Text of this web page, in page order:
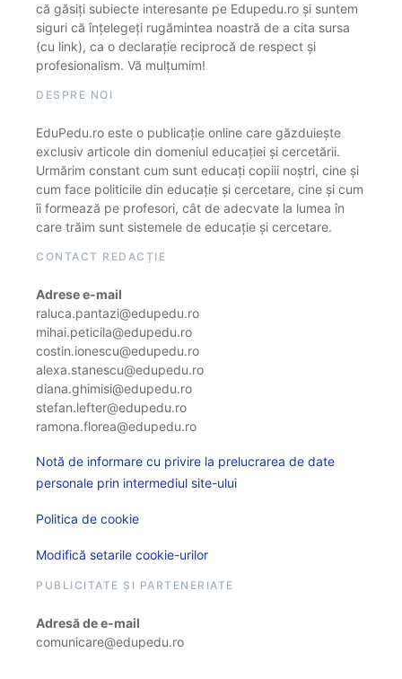
că găsiți subiecte interesante pe Edupedu.ro și suntem
siguri că înțelegeți rugămintea noastră de a cita sursa
(cu link), ca o declarație reciprocă de respect și
profesionalism. Vă mulțumim!
DESPRE NOI
EduPedu.ro este o publicație online care găzduiește
exclusiv articole din domeniul educației și cercetării.
Urmărim constant cum sunt educați copiii noștri, cine și
cum face politicile din educație și cercetare, cine și cum
îi formează pe profesori, cât de adecvate la lumea în
care trăim sunt sistemele de educație și cercetare.
CONTACT REDACȚIE
Adrese e-mail
raluca.pantazi@edupedu.ro
mihai.peticila@edupedu.ro
costin.ionescu@edupedu.ro
alexa.stanescu@edupedu.ro
diana.ghimisi@edupedu.ro
stefan.lefter@edupedu.ro
ramona.florea@edupedu.ro
Notă de informare cu privire la prelucrarea de date
personale prin intermediul site-ului
Politica de cookie
Modifică setarile cookie-urilor
PUBLICITATE ȘI PARTENERIATE
Adresă de e-mail
comunicare@edupedu.ro